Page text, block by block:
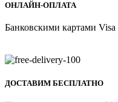
ОНЛАЙН-ОПЛАТА
Банковскими картами Visa
ДОСТАВИМ БЕСПЛАТНО